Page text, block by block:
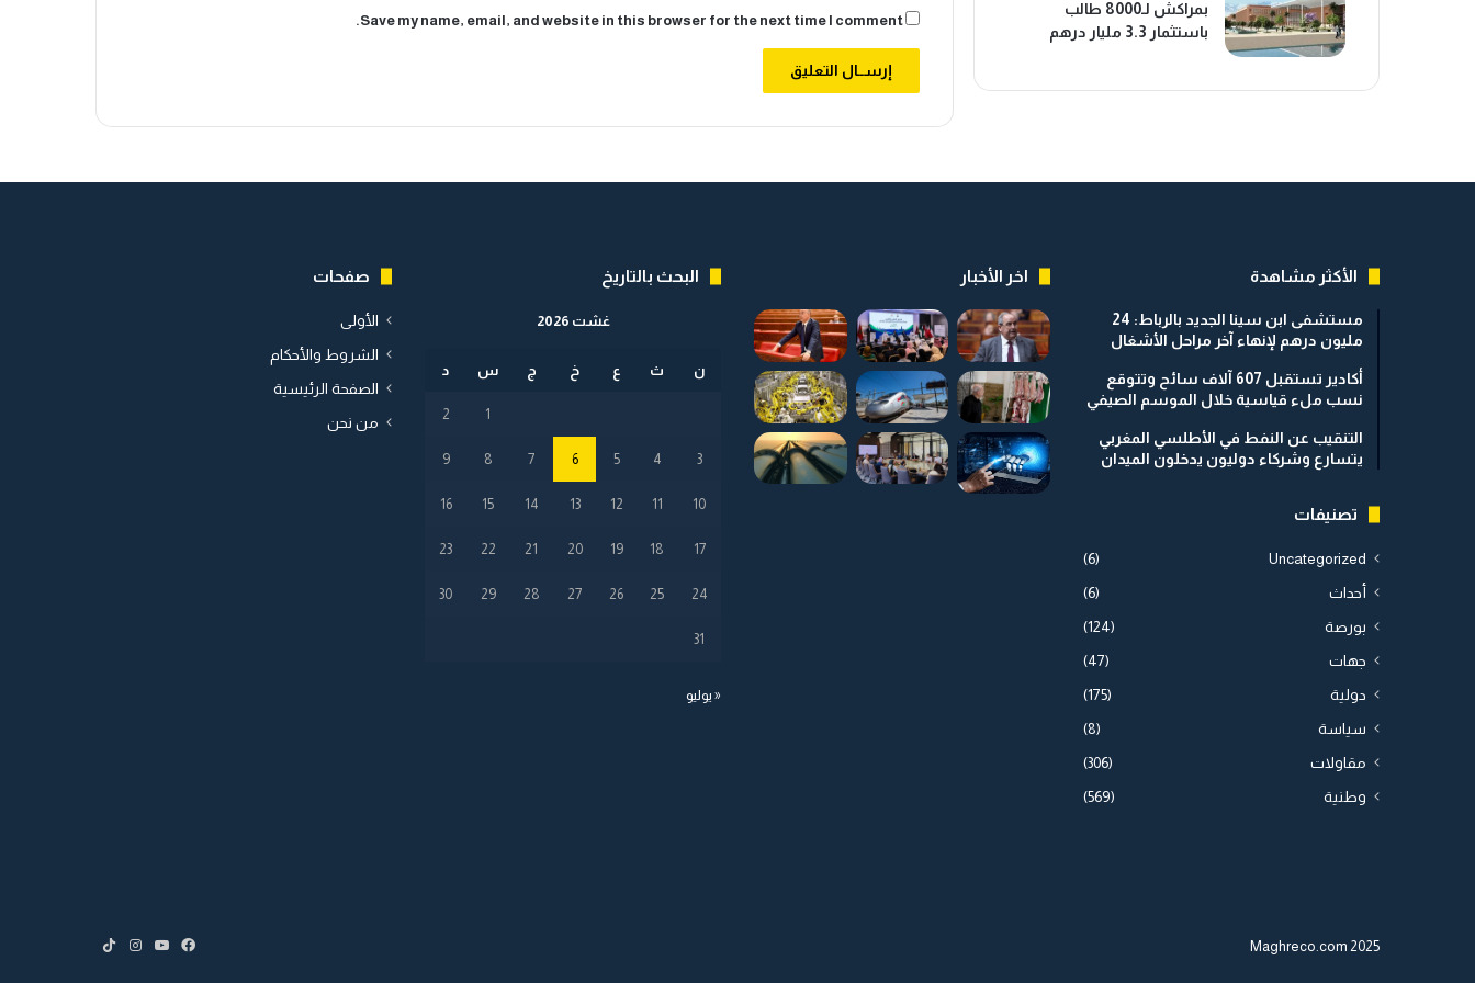
8
ن
Save my name, email, and website in this browser for the next time I comment.
بمراكش لـ8000 طالب
باستثمار 3.3 مليار درهم
الأكثر مشاهدة
مستشفى ابن سينا الجديد بالرباط: 24
مليون درهم لإنهاء آخر مراحل الأشغال
أكادير تستقبل 607 آلاف سائح وتتوقع
نسب ملء قياسية خلال الموسم الصيفي
التنقيب عن النفط في الأطلسي المغربي
يتسارع وشركاء دوليون يدخلون الميدان
تصنيفات
Uncategorized
(6)
أحداث (6)
بورصة (124)
جهات (47)
دولية (175)
سياسة (8)
مقاولات (306)
وطنية (569)
اخر الأخبار البحث بالتاريخ
غشت 2026
ن ث ع خ ج س د
1
2
3
4
5
6
7
8
9
10
11
12
13
14
15
16
17
18
19
20
21
22
23
24
25
26
27
28
29
30
31
« يوليو
صفحات
الأولى
الشروط والأحكام
الصفحة الرئيسية
من نحن
2025 Maghreco.com
Facebook
YouTube
Instagram